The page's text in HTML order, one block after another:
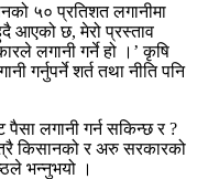
५० प्रतिशत लगानीमा
आएको छ, मेरो प्रस्ताव
लगानी गर्ने हो ।’ कृषि
गर्नुपर्ने शर्त तथा नीति पनि
पैसा लगानी गर्न सकिन्छ र ?
किसानको र अरु सरकारको
भन्नुभयो ।